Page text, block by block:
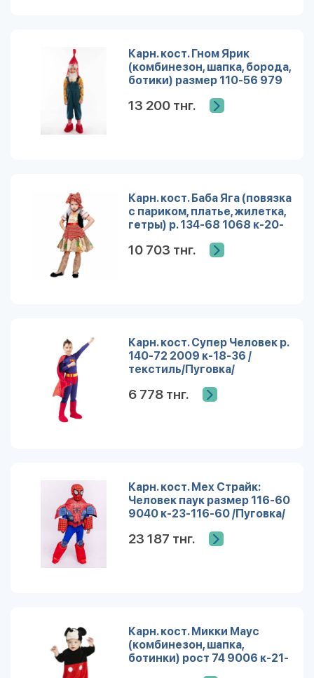
Карн. кост. Гном Ярик
(комбинезон, шапка, борода,
ботики) размер 110-56 979
13 200 тнг.
Карн. кост. Баба Яга (повязка
с париком, платье, жилетка,
гетры) р. 134-68 1068 к-20-
10 703 тнг.
Карн. кост. Супер Человек р.
140-72 2009 к-18-36 /
текстиль/Пуговка/
6 778 тнг.
Карн. кост. Мех Страйк:
Человек паук размер 116-60
9040 к-23-116-60 /Пуговка/
23 187 тнг.
Карн. кост. Микки Маус
(комбинезон, шапка,
ботинки) рост 74 9006 к-21-